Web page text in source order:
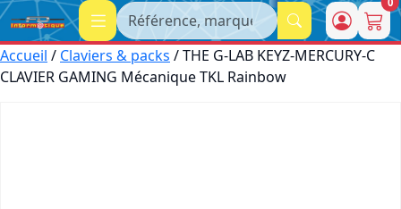
Recherche
Accueil / Claviers & packs / THE G-LAB KEYZ-MERCURY-C
CLAVIER GAMING Mécanique TKL Rainbow